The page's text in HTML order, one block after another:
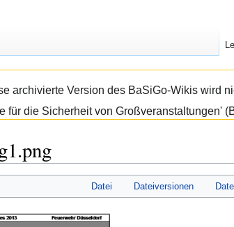
archivierte Version des BaSiGo-Wikis wird
für die Sicherheit von Großveranstaltungen'
Datei Dateiversionen